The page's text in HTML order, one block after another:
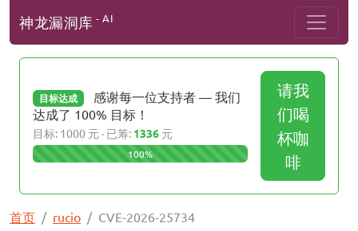
神龙漏洞库 - AI
目标达成
感谢每一位支持者 — 我们
达成了 100% 目标！
目标: 1000 元 · 已筹: 1336 元
100%
请我
们喝
杯咖
啡
首页 rucio CVE-2026-25734